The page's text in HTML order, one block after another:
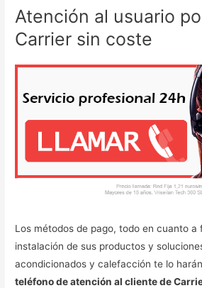
Atención al usuario
Carrier sin coste
Los métodos de pago, todo en cuanto a
instalación de sus productos y
acondicionados y calefacción te lo
teléfono de atención al cliente de